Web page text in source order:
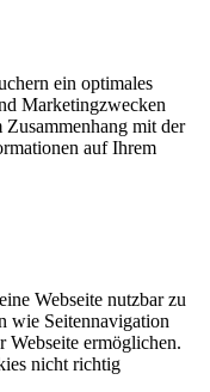
ein optimales
Marketingzwecken
mit der
auf Ihrem
Webseite nutzbar zu
wie Seitennavigation
Webseite ermöglichen.
nicht richtig